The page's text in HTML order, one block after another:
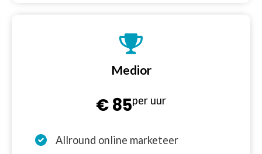
Medior
€ 85per uur
Allround online marketeer